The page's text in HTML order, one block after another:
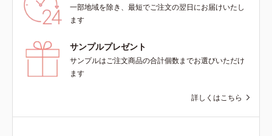
一部地域を除き、最短でご注文の翌日にお届けいたし
ます
サンプルプレゼント
サンプルはご注文商品の合計個数までお選びいただけ
ます
詳しくはこちら